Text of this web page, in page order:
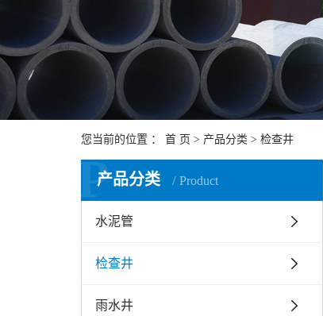
您当前的位置 ： 首 页 > 产品分类 > 检查井
产品分类 Product
P
水泥管
检查井
雨水井